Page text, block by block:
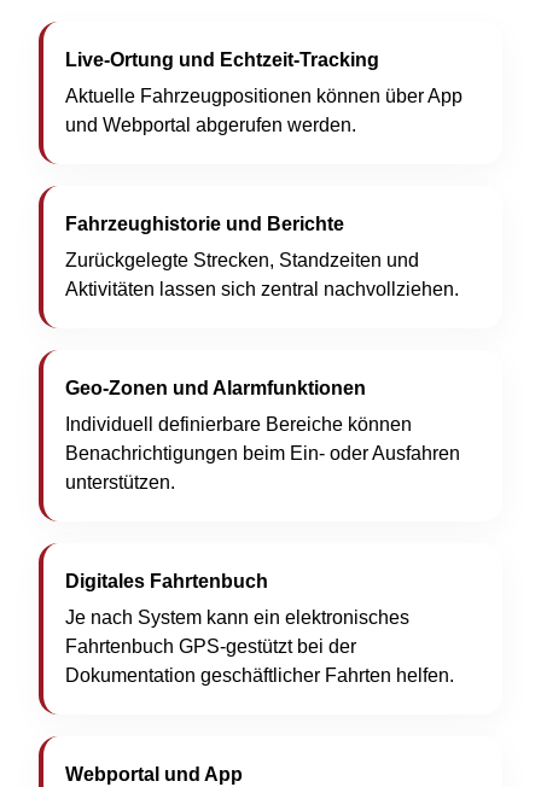
Live-Ortung und Echtzeit-Tracking
Aktuelle Fahrzeugpositionen können über App
und Webportal abgerufen werden.
Fahrzeughistorie und Berichte
Zurückgelegte Strecken, Standzeiten und
Aktivitäten lassen sich zentral nachvollziehen.
Geo-Zonen und Alarmfunktionen
Individuell definierbare Bereiche können
Benachrichtigungen beim Ein- oder Ausfahren
unterstützen.
Digitales Fahrtenbuch
Je nach System kann ein elektronisches
Fahrtenbuch GPS-gestützt bei der
Dokumentation geschäftlicher Fahrten helfen.
Webportal und App